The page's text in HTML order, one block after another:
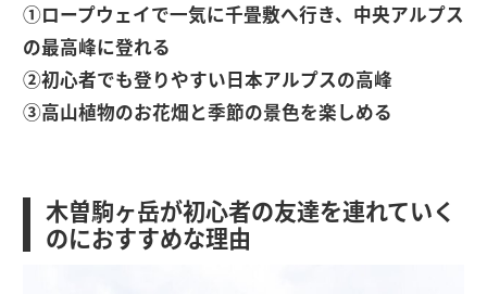
①ロープウェイで一気に千畳敷へ行き、中央アルプス
の最高峰に登れる
②初心者でも登りやすい日本アルプスの高峰
③高山植物のお花畑と季節の景色を楽しめる
木曽駒ヶ岳が初心者の友達を連れていく
のにおすすめな理由